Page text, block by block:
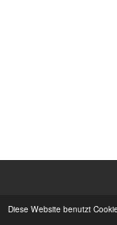
Diese Website benutzt